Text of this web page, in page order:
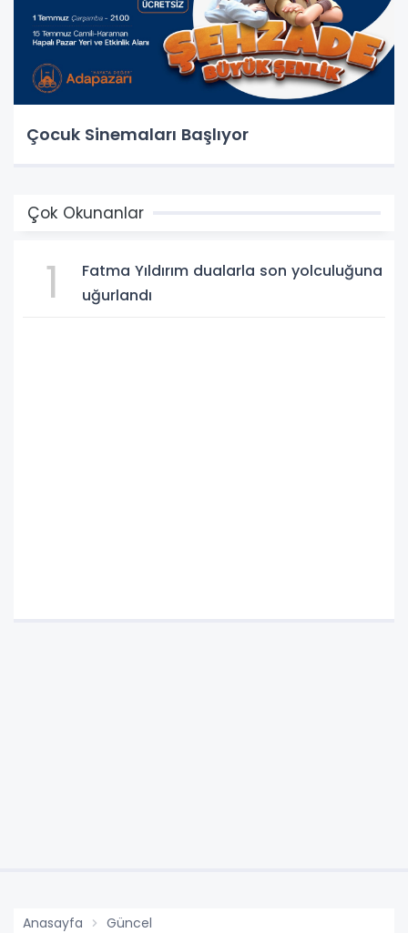
Çocuk Sinemaları Başlıyor
Çok Okunanlar
1
Fatma Yıldırım dualarla son yolculuğuna
uğurlandı
Anasayfa Güncel